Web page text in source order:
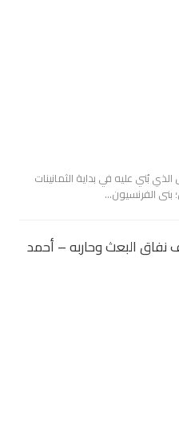
بُني عليه في بداية الثمانينات
الفرنسيون…
البعث وحاربه – أحمد